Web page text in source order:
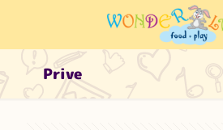
Prive